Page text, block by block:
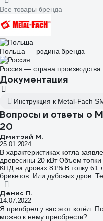
Все товары бренда
Польша — родина бренда
Россия — страна производства
Документация
Вопросы и ответы о
20
Дмитрий М.
25.01.2024
В характеристиках котла заявлено: Мощность при
древесины 20 кВт Объем
КПД на дровах 81% В топку 61
брикетов. Или дубовых дров. Теплотворная способность брикетов/
сухих дубовых дров 4кВт на 1
тепла, выделяемых дровами 160 кВт/ч
разделяем на 12 часов
Скажите пожалуйста, что
древесины 20 кВт"?! И какая
Денис П.
14.07.2022
Я приобрел у вас этот котëл.
можно к нему преобрести?